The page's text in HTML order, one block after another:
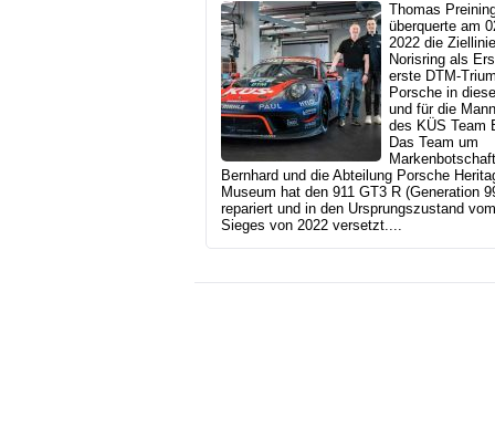
Thomas
überquerte am
2022 die
Norisring als
erste DTM-
Porsche in
und für die
des KÜS Team
Das Team um
Bernhard und die Abteilung Porsche
Museum hat den 911 GT3 R (Generation
repariert und in den Ursprungszustand
Sieges von 2022 versetzt....